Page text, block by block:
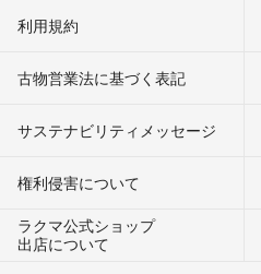
利用規約
古物営業法に基づく表記
サステナビリティメッセージ
権利侵害について
ラクマ公式ショップ
出店について